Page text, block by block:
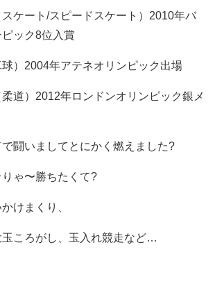
スケート/スピードスケート）2010年バ
ック8位入賞
球）2004年アテネオリンピック出場
柔道）2012年ロンドンオリンピック銀メ
闘いましてとにかく燃えました?
ゃ〜勝ちたくて?
けまくり、
ころがし、玉入れ競走など…